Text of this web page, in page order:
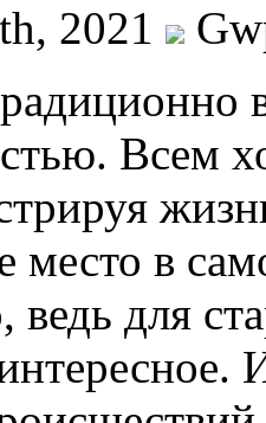
2021
Всем
место в
ведь для